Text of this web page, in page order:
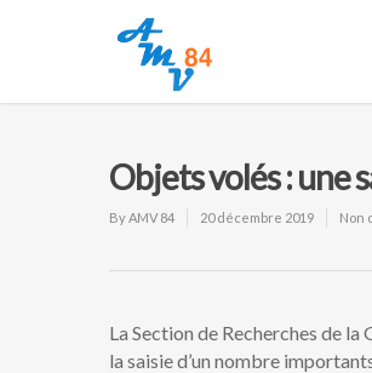
Objets volés : une
ByAMV 84 20 décembre 2019 Non
La Section de Recherches de
la saisie d’un nombre